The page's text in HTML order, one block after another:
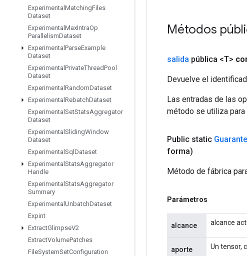
Experimental MatchingFiles
Dataset
Experimental MaxIntraOp
ParallelismDataset
Experimental ParseExample
Dataset
Experimental PrivateThreadPool
Dataset
Experimental RandomDataset
Experimental RebatchDataset
Experimental SetStatsAggregator
Dataset
Experimental SlidingWindow
Dataset
Experimental Sql Dataset
Experimental StatsAggregator
Handle
Experimental StatsAggregator
Summary
Experimental UnbatchDataset
Expint
ExtractGlimpseV2
ExtractVolumePatches
FileSystemSetConfiguration
Métodos
salida pública <T>
Devuelve el
Las entradas de las
método se utiliza
Public static
forma)
Método de fábrica
Parámetros
alcance alcance
aporte Un tensor,